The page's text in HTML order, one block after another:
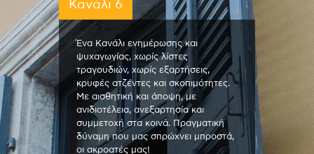
Κανάλι 6
Ένα Κανάλι ενημέρωσης και
ψυχαγωγίας, χωρίς λίστες
τραγουδιών, χωρίς εξαρτήσεις,
κρυφές ατζέντες και σκοπιμότητες.
Με αισθητική και άποψη, με
ανιδιοτέλεια, ανεξαρτησία και
συμμετοχή στα κοινά. Πραγματική
δύναμη που μας σπρώχνει μπροστά,
οι ακροατές μας!